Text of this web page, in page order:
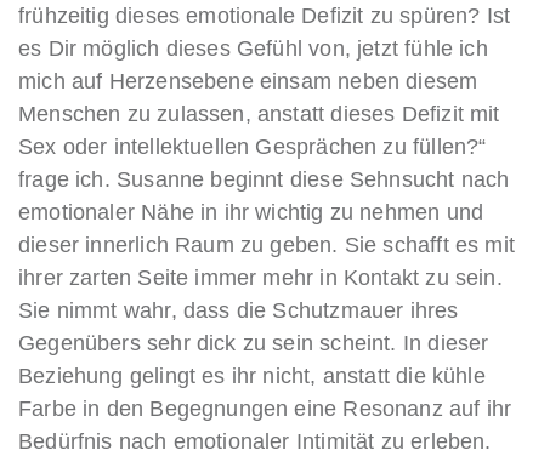
frühzeitig dieses emotionale Defizit zu spüren? Ist
es Dir möglich dieses Gefühl von, jetzt fühle ich
mich auf Herzensebene einsam neben diesem
Menschen zu zulassen, anstatt dieses Defizit mit
Sex oder intellektuellen Gesprächen zu füllen?“
frage ich. Susanne beginnt diese Sehnsucht nach
emotionaler Nähe in ihr wichtig zu nehmen und
dieser innerlich Raum zu geben. Sie schafft es mit
ihrer zarten Seite immer mehr in Kontakt zu sein.
Sie nimmt wahr, dass die Schutzmauer ihres
Gegenübers sehr dick zu sein scheint. In dieser
Beziehung gelingt es ihr nicht, anstatt die kühle
Farbe in den Begegnungen eine Resonanz auf ihr
Bedürfnis nach emotionaler Intimität zu erleben.